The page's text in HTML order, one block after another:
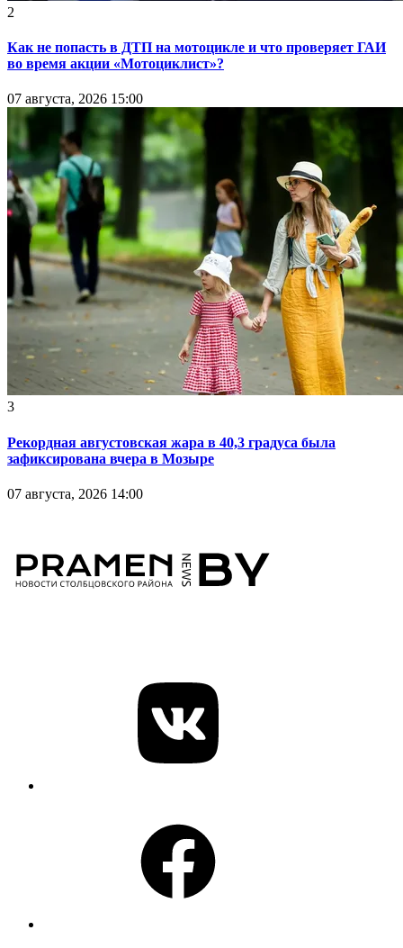
2
Как не попасть в ДТП на мотоцикле и что проверяет ГАИ
во время акции «Мотоциклист»?
07 августа, 2026 15:00
3
Рекордная августовская жара в 40,3 градуса была
зафиксирована вчера в Мозыре
07 августа, 2026 14:00